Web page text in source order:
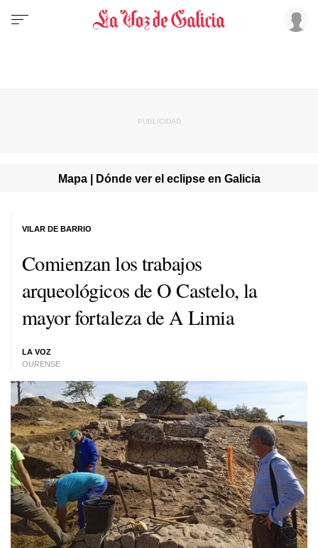
Mapa | Dónde ver el eclipse en Galicia
Comienzan los trabajos
arqueológicos de O Castelo, la
mayor fortaleza de A Limia
LA VOZ
OURENSE
VILAR DE BARRIO